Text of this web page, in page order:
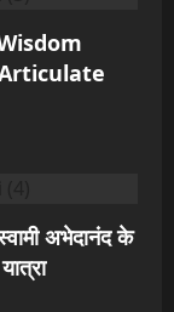
अभेदानंद के